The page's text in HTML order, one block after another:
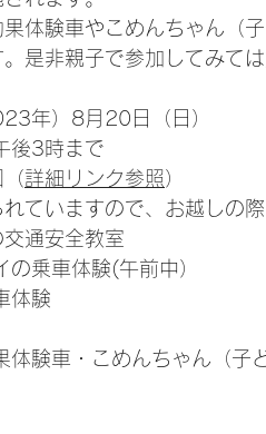
体験車やこめんちゃん（子
是非親子で参加してみては
年）8月20日（日）
後3時まで
詳細リンク参照）
ますので、お越しの際は
通安全教室
の乗車体験(午前中）
体験
果体験車・こめんちゃん（子